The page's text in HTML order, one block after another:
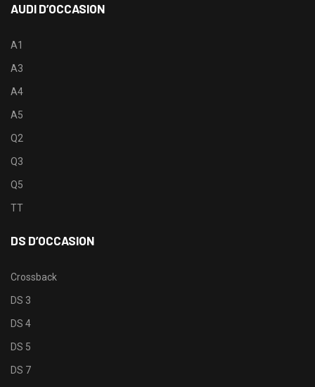
AUDI D’OCCASION
A1
A3
A4
A5
Q2
Q3
Q5
TT
DS D’OCCASION
Crossback
DS 3
DS 4
DS 5
DS 7